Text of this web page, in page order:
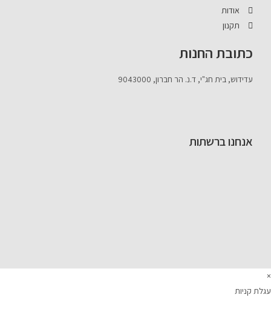
אודות
תקנון
כתובת החנות
עדידוש, בית חג"י, ד.נ. הר חברון, 9043000
אנחנו ברשתות
×
עגלת קניות